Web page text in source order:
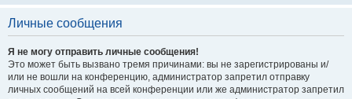
Личные сообщения
Я не могу отправить личные сообщения!
Это может быть вызвано тремя причинами: вы не зарегистрированы и/
или не вошли на конференцию, администратор запретил отправку
личных сообщений на всей конференции или же администратор запретил